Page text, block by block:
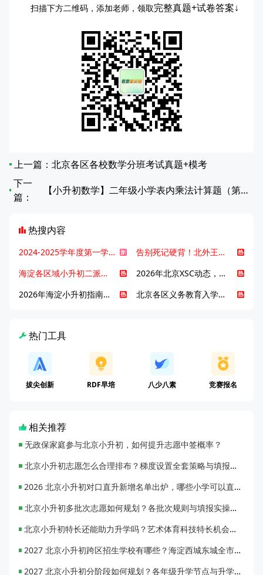
扫描下方二维码，添加老师，领取完整真题+试卷答案↓
上一篇： 北京各区各校数学分班考试真题+模考
下一
篇：
【小升初数学】二年级小学表内乘法计算题（第81-100篇）高级
热搜内容
2024-2025学年度第一学期北京各区期末考试真题试卷汇总
告别死记硬背！北外王牌精读词汇课，帮孩子突破英语词汇难关
海淀各区域小升初二派全攻略合集！区域一至五志愿填报、升学策略详解
2026年北京XSC动态，持续更新中ing...
2026年海淀小升初指南，一文了解招生政策要点
北京各区义务教育入学咨询电话汇总，25年小升初家长提前收藏
热门工具
拔尖创新 RDF早培 八少八素 竞赛报名
相关推荐
无政保家庭参与北京小升初，如何提升志愿中签概率？
北京小升初志愿怎么合理排布？梯度设置全套策略与填报避坑指南
2026 北京小升初对口直升新增名单出炉，哪些小学可以直升优质初中？
北京小升初多批次志愿如何规划？各批次规则与填报实操指南
北京小升初特长还能助力升学吗？艺术体育科技特长机会与误区全面解析
2027 北京小升初跨区招生学校有哪些？海淀西城东城全市招生校完整汇总
2027 北京小升初分阶段如何规划？各年级升学节点与升学通道全梳理